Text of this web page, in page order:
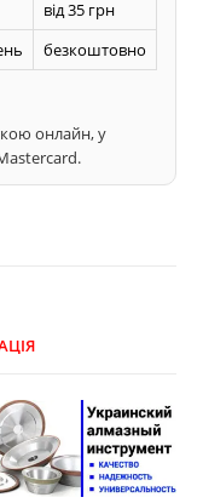
від 35 грн
безкоштовно
онлайн, у